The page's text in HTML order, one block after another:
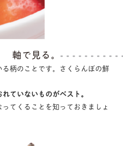
軸で見る。
柄のことです。さくらんぼの鮮
ていないものがベスト。
てくることを知っておきましょ